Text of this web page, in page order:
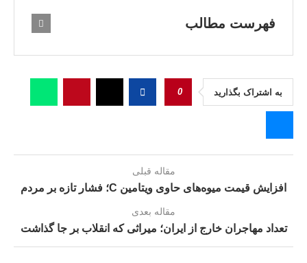
فهرست مطالب
به اشتراک بگذارید 0
مقاله قبلی
افزایش قیمت میوه‌های حاوی ویتامین C؛ فشار تازه بر مردم
مقاله بعدی
تعداد مهاجران خارج از ایران؛ میراثی که انقلاب بر جا گذاشت